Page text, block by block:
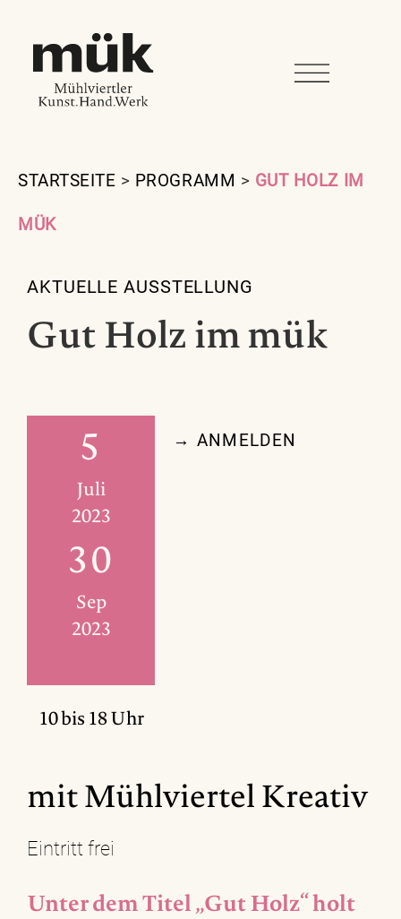
STARTSEITE > PROGRAMM > GUT HOLZ IM
MÜK
AKTUELLE AUSSTELLUNG
Gut Holz im mük
5
Juli
2023
30
Sep
2023
10 bis 18 Uhr
→ ANMELDEN
mit Mühlviertel Kreativ
Eintritt frei
Unter dem Titel „Gut Holz“ holt